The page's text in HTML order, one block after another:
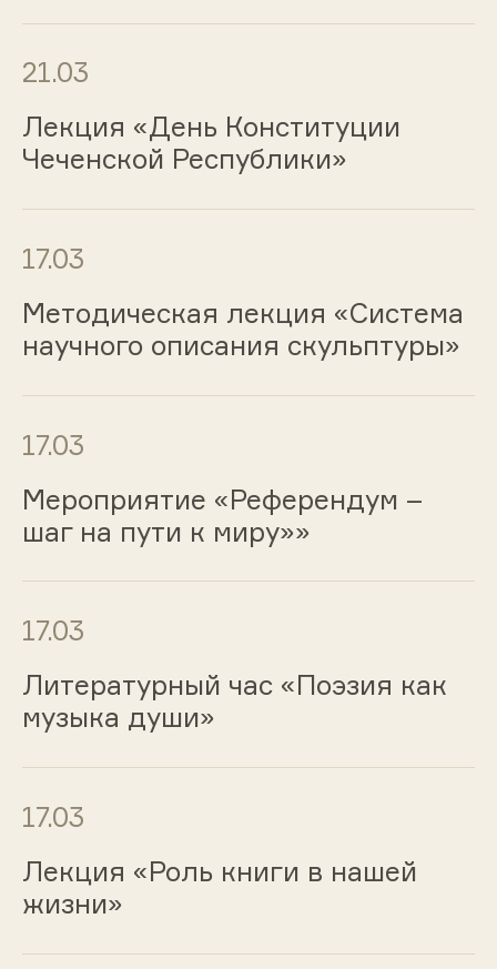
21.03
Лекция «День Конституции
Чеченской Республики»
17.03
Методическая лекция «Система
научного описания скульптуры»
17.03
Мероприятие «Референдум –
шаг на пути к миру»»
17.03
Литературный час «Поэзия как
музыка души»
17.03
Лекция «Роль книги в нашей
жизни»